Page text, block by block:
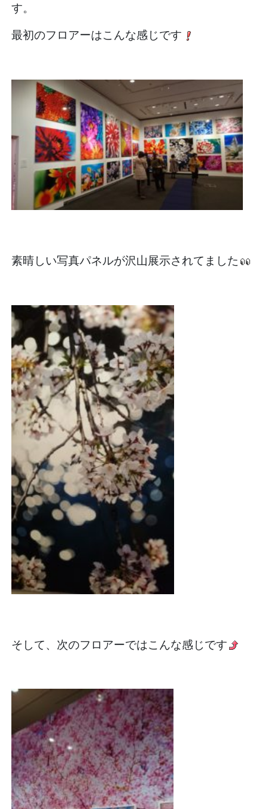
す。
最初のフロアーはこんな感じです
素晴しい写真パネルが沢山展示されてました
そして、次のフロアーではこんな感じです